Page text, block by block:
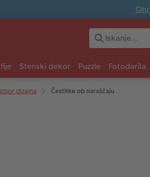
Stenski dekor Puzzle Fotodarila
Izbor dizajna Čestitke ob naraščaju